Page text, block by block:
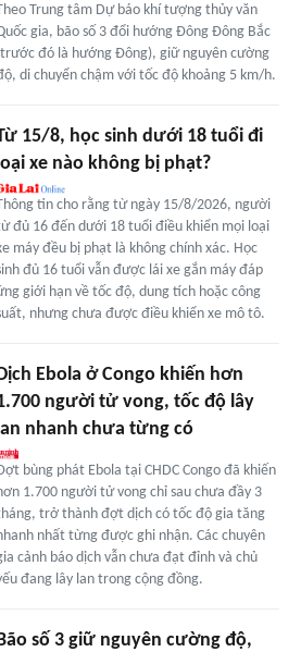
Trung tâm Dự báo khí tượng thủy văn
gia, bão số 3 đổi hướng Đông Đông Bắc
đó là hướng Đông), giữ nguyên cường
di chuyển chậm với tốc độ khoảng 5 km/h.
15/8, học sinh dưới 18 tuổi đi
loại xe nào không bị phạt?
tin cho rằng từ ngày 15/8/2026, người
đủ 16 đến dưới 18 tuổi điều khiển mọi loại
máy đều bị phạt là không chính xác. Học
đủ 16 tuổi vẫn được lái xe gắn máy đáp
giới hạn về tốc độ, dung tích hoặc công
nhưng chưa được điều khiển xe mô tô.
Dịch Ebola ở Congo khiến hơn
người tử vong, tốc độ lây
lan nhanh chưa từng có
bùng phát Ebola tại CHDC Congo đã khiến
1.700 người tử vong chỉ sau chưa đầy 3
trở thành đợt dịch có tốc độ gia tăng
nhất từng được ghi nhận. Các chuyên
cảnh báo dịch vẫn chưa đạt đỉnh và chủ
đang lây lan trong cộng đồng.
Bão số 3 giữ nguyên cường độ,